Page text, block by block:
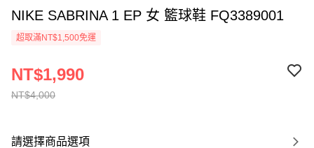
NIKE SABRINA 1 EP 女 籃球鞋 FQ3389001
超取滿NT$1,500免運
NT$4,000
NT$1,990
請選擇商品選項